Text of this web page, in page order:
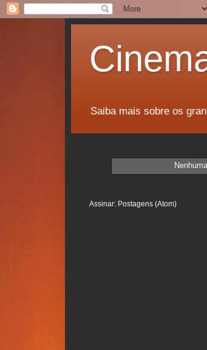
Saiba mais sobre os
Assinar: Postagens (Atom)